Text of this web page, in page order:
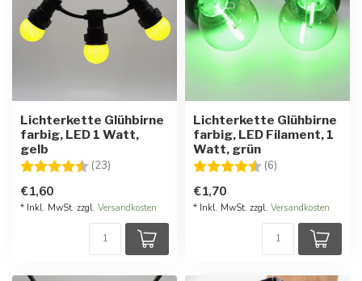
Lichterkette Glühbirne
farbig, LED 1 Watt,
gelb
Bewertung:
(23) 4.7 von 5 Sternen
€1,60
* Inkl. MwSt. zzgl. Versandkosten
Lichterkette Glühbirne
farbig, LED Filament, 1
Watt, grün
Bewertung:
(6)
€1,70
* Inkl. MwSt. zzgl. Versandkosten